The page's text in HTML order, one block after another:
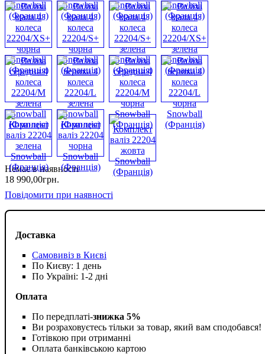
Доставка
Самовивіз в Києві
По Києву: 1 день
По Україні: 1-2 дні
Оплата
По передплаті-знижка 5%
Ви розраховуєтесь тільки за товар, який вам сподобався!
Готівкою при отриманні
Оплата банківською картою
Немає в наявності
18 990,00грн.
Повідомити при наявності